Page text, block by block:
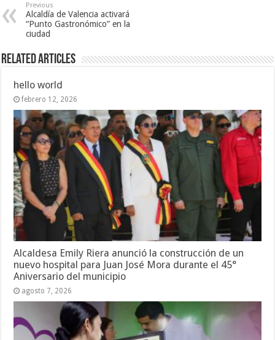
Previous
Alcaldía de Valencia activará
“Punto Gastronómico” en la
ciudad
Related Articles
hello world
febrero 12, 2026
Alcaldesa Emily Riera anunció la construcción de un
nuevo hospital para Juan José Mora durante el 45°
Aniversario del municipio
agosto 7, 2026